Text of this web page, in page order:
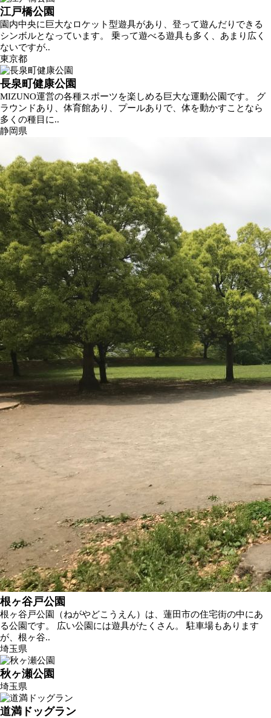
江戸橋公園
園内中央に巨大なロケット型遊具があり、登って遊んだりできる
シンボルとなっています。 乗って遊べる遊具も多く、あまり広く
ないですが..
東京都
長泉町健康公園
MIZUNO運営の各種スポーツを楽しめる巨大な運動公園です。 グ
ラウンドあり、体育館あり、プールありで、体を動かすことなら
多くの種目に..
静岡県
根ヶ谷戸公園
根ヶ谷戸公園（ねがやどこうえん）は、蓮田市の住宅街の中にあ
る公園です。 広い公園には遊具がたくさん。 駐車場もあります
が、根ヶ谷..
埼玉県
秋ヶ瀬公園
埼玉県
道満ドッグラン